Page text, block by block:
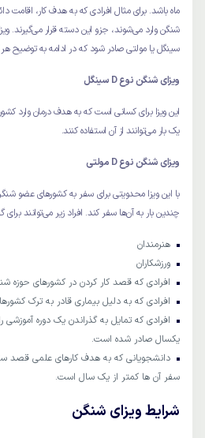
ماه باشد. برای مثال افرادی که به هدف کار،
شنگن وارد می‌شوند، جزو این دسته قرار می‌گیرند.
سینگل یا مولتی صادر شود که در ادامه به توضیح هر
ویزای شنگن نوع D سینگل
این ویزا برای کسانی است که به هدف درمان وارد
یک بار می‌توانند از آن استفاده کنند.
ویزای شنگن نوع D مولتی
با این ویزا محدویتی برای سفر به کشورهای عضو
چندین بار به آن‌ها سفر کند. افراد زیر می‌توانند
هنرمندان
ورزشکاران
افرادی که قصد کار کردن در کشورهای حوزه
افرادی که به دلیل بیماری قادر به ترک
افرادی که تمایل به گذراندن یک دوره آموزشی
یکسال صادر شده است.
دانشجویانی که به هدف کارهای علمی قصد
سفر آن ها کمتر از یک سال است.
شرایط ویزای شنگن